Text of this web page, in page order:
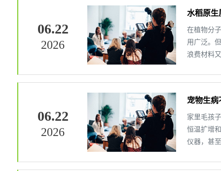
06.22
2026
水稻原生
在植物分
用广泛。
浪费材料
06.22
2026
宠物生病
家里毛孩
恒温扩增
仪器，甚